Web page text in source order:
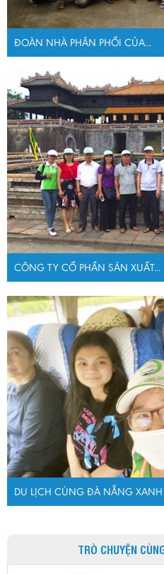
ĐOÀN NHÀ PHÂN PHỐI CỦA...
CÔNG TY CỔ PHẦN SẢN XUẤT...
DU LỊCH CÙNG ĐÀ NẴNG XANH
TRÒ CHUYỆN